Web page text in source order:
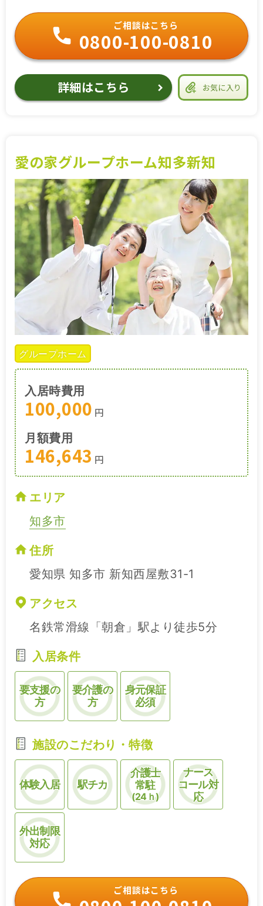
お気に入り
ご相談はこちら
0800-100-0810
詳細はこちら
愛の家グループホーム知多新知
グループホーム
入居時費用
100,000 円
月額費用
146,643 円
エリア
知多市
住所
愛知県 知多市 新知西屋敷31-1
アクセス
名鉄常滑線「朝倉」駅より徒歩5分
入居条件
要支援の
方
要介護の
方
身元保証
必須
施設のこだわり・特徴
体験入居 駅チカ
介護士
常駐
(24ｈ)
ナース
コール対
応
外出制限
対応
ご相談はこちら